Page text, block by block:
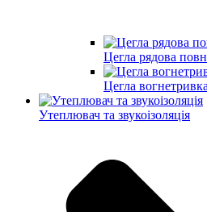
Цегла рядова
Цегла
Утеплювач та звукоізоляція